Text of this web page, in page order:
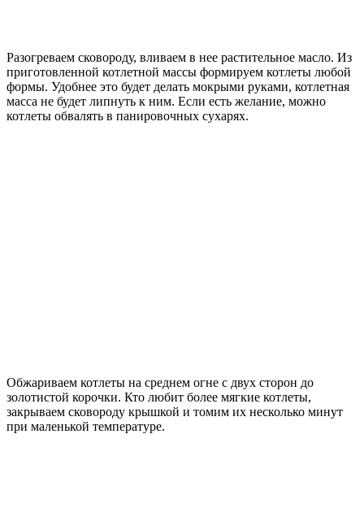
Разогреваем сковороду, вливаем в нее растительное масло. Из
приготовленной котлетной массы формируем котлеты любой
формы. Удобнее это будет делать мокрыми руками, котлетная
масса не будет липнуть к ним. Если есть желание, можно
котлеты обвалять в панировочных сухарях.
Обжариваем котлеты на среднем огне с двух сторон до
золотистой корочки. Кто любит более мягкие котлеты,
закрываем сковороду крышкой и томим их несколько минут
при маленькой температуре.